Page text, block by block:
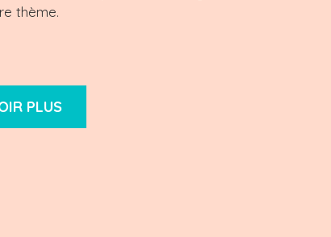
thème.
PLUS